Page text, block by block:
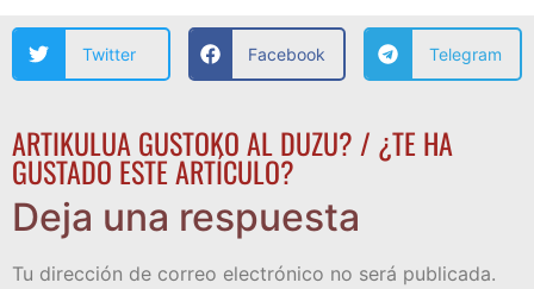
Twitter Facebook Telegram
ARTIKULUA GUSTOKO AL DUZU? / ¿TE HA
GUSTADO ESTE ARTÍCULO?
Deja una respuesta
Tu dirección de correo electrónico no será publicada.